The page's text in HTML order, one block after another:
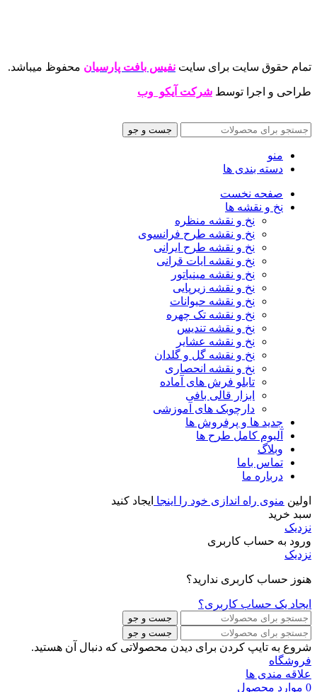
تمام حقوق سایت برای سایت نفیس بافت پارسیان محفوظ میباشد.
طراحی و اجرا توسط شرکت آیکو وب
جست و جو
منو
دسته بندی ها
صفحه نخست
نخ و نقشه ها
نخ و نقشه منظره
نخ و نقشه طرح فرانسوی
نخ و نقشه طرح ایرانی
نخ و نقشه ایات قرانی
نخ و نقشه مینیاتور
نخ و نقشه زیرپایی
نخ و نقشه حیوانات
نخ و نقشه تک چهره
نخ و نقشه تندیس
نخ و نقشه عشایر
نخ و نقشه گل و گلدان
نخ و نقشه انحصاری
تابلو فرش های آماده
ابزار قالی بافی
دارچوبک های آموزشی
جدید ها و پرفروش ها
آلبوم کامل طرح ها
وبلاگ
تماس باما
درباره ما
اولین منوی راه اندازی خود را اینجا ایجاد کنید
سبد خرید
نزدیک
ورود به حساب کاربری
نزدیک
هنوز حساب کاربری ندارید؟
ایجاد یک حساب کاربری؟
جست و جو
جست و جو
شروع به تایپ کردن برای دیدن محصولاتی که دنبال آن هستید.
فروشگاه
علاقه مندی ها
0 موارد محصول